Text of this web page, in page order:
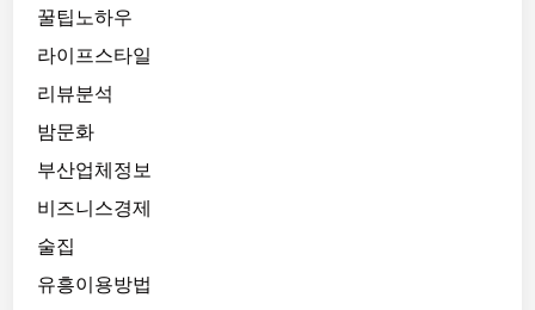
꿀팁노하우
라이프스타일
리뷰분석
밤문화
부산업체정보
비즈니스경제
술집
유흥이용방법